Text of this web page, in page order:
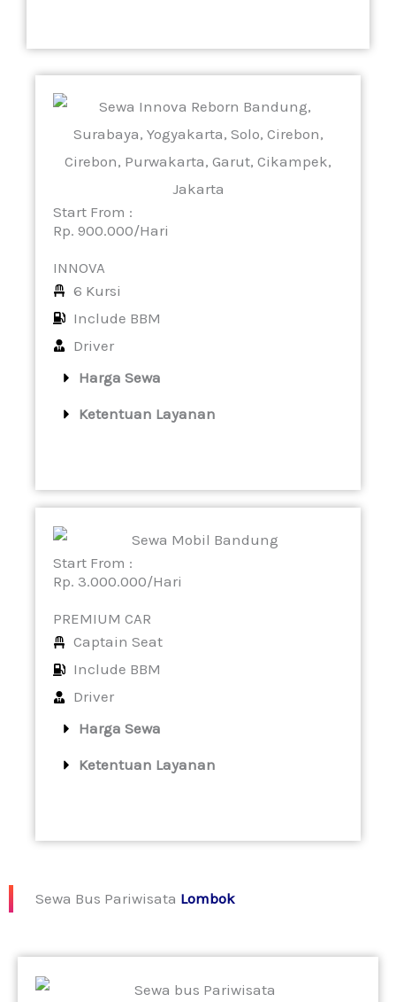
Start From :
Rp. 900.000/Hari
INNOVA
6 Kursi
Include BBM
Driver
Harga Sewa
Ketentuan Layanan
Start From :
Rp. 3.000.000/Hari
PREMIUM CAR
Captain Seat
Include BBM
Driver
Harga Sewa
Ketentuan Layanan
Sewa Bus Pariwisata Lombok